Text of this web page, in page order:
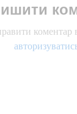
Post
коментар